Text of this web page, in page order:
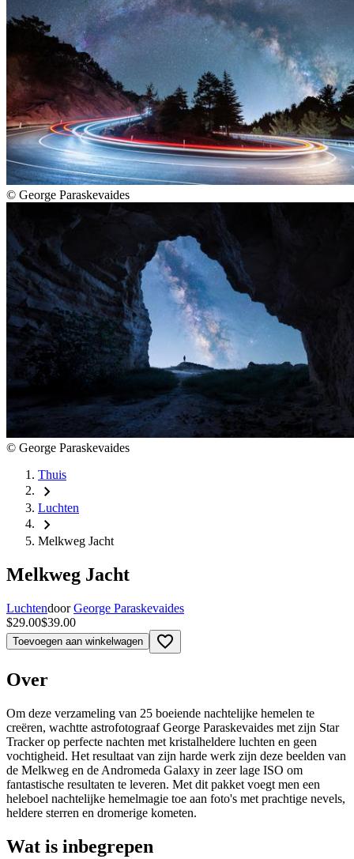
© George Paraskevaides
© George Paraskevaides
Thuis
chevron_right
Luchten
chevron_right
Melkweg Jacht
Melkweg Jacht
Luchtendoor George Paraskevaides
$29.00$39.00
Toevoegen aan winkelwagen favorite_border
Over
Om deze verzameling van 25 boeiende nachtelijke hemelen te
creëren, wachtte astrofotograaf George Paraskevaides met zijn Star
Tracker op perfecte nachten met kristalheldere luchten en geen
vochtigheid. Het resultaat van zijn harde werk zijn deze beelden van
de Melkweg en de Andromeda Galaxy in zeer lage ISO om
fantastische resultaten te leveren. Met dit pakket voegt men een
heleboel nachtelijke hemelmagie toe aan foto's met prachtige nevels,
heldere sterren en dromerige kometen.
Wat is inbegrepen